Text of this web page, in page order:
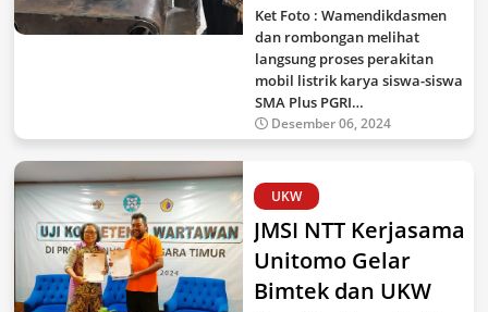
Ket Foto : Wamendikdasmen
dan rombongan melihat
langsung proses perakitan
mobil listrik karya siswa-siswa
SMA Plus PGRI…
Desember 06, 2024
UKW
JMSI NTT Kerjasama
Unitomo Gelar
Bimtek dan UKW